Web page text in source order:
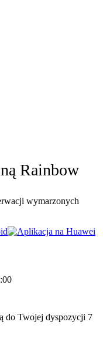
Rainbow
wymarzonych
do Twojej dyspozycji 7